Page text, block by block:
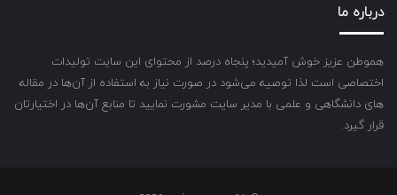
درباره ما
هموطن عزیز خوش آمیدید؛ پنجاه درصد از محتوای این سایت تولیدات
اختصاصی است لذا توصیه می‌شود در صورت نیاز به استفاده از آن‌ها در مقاله
های دانشگاهی و علمی با مدیر سایت مشورت نمایید تا منابع آن‌ها در اختیارتان
قرار گیرد.